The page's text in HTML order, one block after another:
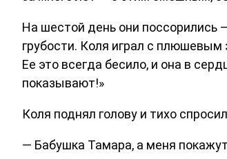
На шестой день они поссорились
грубости. Коля играл с плюшевым
Ее это всегда бесило, и она в
показывают!»
Коля поднял голову и тихо
— Бабушка Тамара, а меня